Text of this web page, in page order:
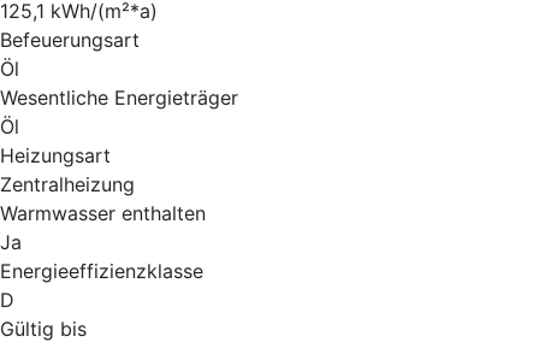
125,1 kWh/(m²*a)
Befeuerungsart
Öl
Wesentliche Energieträger
Öl
Heizungsart
Zentralheizung
Warmwasser enthalten
Ja
Energieeffizienzklasse
D
Gültig bis